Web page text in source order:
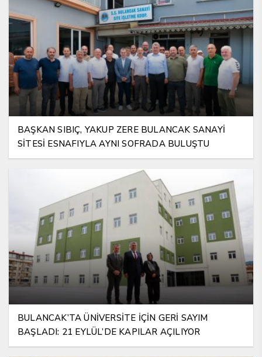
BAŞKAN SIBIÇ, YAKUP ZERE BULANCAK SANAYİ
SİTESİ ESNAFIYLA AYNI SOFRADA BULUŞTU
BULANCAK’TA ÜNİVERSİTE İÇİN GERİ SAYIM
BAŞLADI: 21 EYLÜL’DE KAPILAR AÇILIYOR